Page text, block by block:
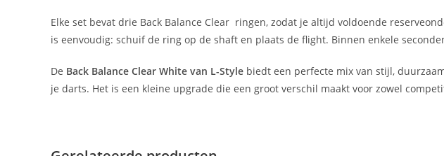
Elke set bevat drie Back Balance Clear ringen, zodat je altijd voldoende
is eenvoudig: schuif de ring op de shaft en plaats de flight. Binnen enkele
De Back Balance Clear White van L-Style biedt een perfecte mix van stijl,
je darts. Het is een kleine upgrade die een groot verschil maakt voor zowel